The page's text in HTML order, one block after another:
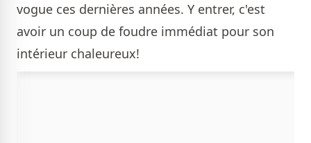
vogue ces dernières années. Y entrer, c'est
avoir un coup de foudre immédiat pour son
intérieur chaleureux!